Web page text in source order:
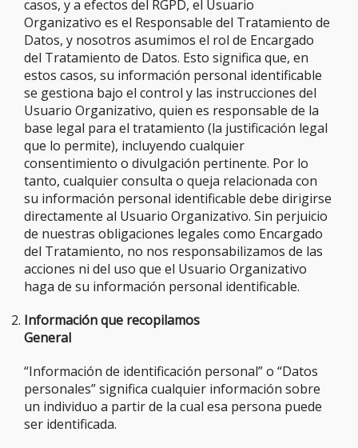
casos, y a efectos del RGPD, el Usuario
Organizativo es el Responsable del Tratamiento de
Datos, y nosotros asumimos el rol de Encargado
del Tratamiento de Datos. Esto significa que, en
estos casos, su información personal identificable
se gestiona bajo el control y las instrucciones del
Usuario Organizativo, quien es responsable de la
base legal para el tratamiento (la justificación legal
que lo permite), incluyendo cualquier
consentimiento o divulgación pertinente. Por lo
tanto, cualquier consulta o queja relacionada con
su información personal identificable debe dirigirse
directamente al Usuario Organizativo. Sin perjuicio
de nuestras obligaciones legales como Encargado
del Tratamiento, no nos responsabilizamos de las
acciones ni del uso que el Usuario Organizativo
haga de su información personal identificable.
Información que recopilamos
General
“Información de identificación personal” o “Datos
personales” significa cualquier información sobre
un individuo a partir de la cual esa persona puede
ser identificada.